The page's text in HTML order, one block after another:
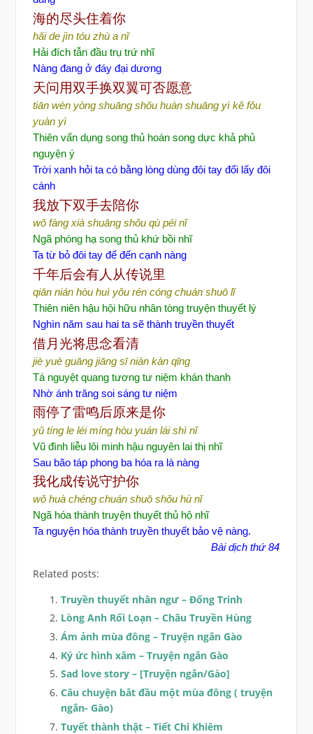
海的尽头住着你
hǎi de jìn tóu zhù a nǐ
Hải đích tẫn đầu trụ trứ nhĩ
Nàng đang ở đáy đại dương
天问用双手换双翼可否愿意
tiān wèn yòng shuāng shǒu huàn shuāng yì kě fǒu
yuàn yì
Thiên vấn dụng song thủ hoán song dực khả phủ
nguyện ý
Trời xanh hỏi ta có bằng lòng dùng đôi tay đổi lấy đôi
cánh
我放下双手去陪你
wǒ fàng xià shuāng shǒu qù péi nǐ
Ngã phóng hạ song thủ khứ bồi nhĩ
Ta từ bỏ đôi tay để đến cạnh nàng
千年后会有人从传说里
qiān nián hòu huì yǒu rén cóng chuán shuō lǐ
Thiên niên hậu hội hữu nhân tòng truyện thuyết lý
Nghìn năm sau hai ta sẽ thành truyền thuyết
借月光将思念看清
jiè yuè guāng jiāng sī niàn kàn qīng
Tá nguyệt quang tương tư niệm khán thanh
Nhờ ánh trăng soi sáng tư niệm
雨停了雷鸣后原来是你
yǔ tíng le léi míng hòu yuán lái shì nǐ
Vũ đình liễu lôi minh hậu nguyên lai thị nhĩ
Sau bão táp phong ba hóa ra là nàng
我化成传说守护你
wǒ huà chéng chuán shuō shǒu hù nǐ
Ngã hóa thành truyện thuyết thủ hộ nhĩ
Ta nguyện hóa thành truyền thuyết bảo vệ nàng.
Bài dịch thứ 84
Related posts:
Truyền thuyết nhân ngư – Đổng Trinh
Lòng Anh Rối Loạn – Châu Truyền Hùng
Ám ảnh mùa đông – Truyện ngắn Gào
Ký ức hình xăm – Truyện ngắn Gào
Sad love story – [Truyện ngắn/Gào]
Câu chuyện bắt đầu một mùa đông ( truyện
ngắn- Gào)
Tuyết thành thật – Tiết Chi Khiêm